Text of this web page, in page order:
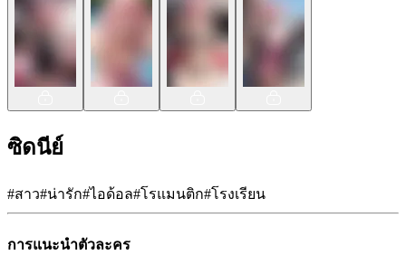
ซิดนีย์
#สาว#น่ารัก#ไอด้อล#โรแมนติก#โรงเรียน
การแนะนำตัวละคร